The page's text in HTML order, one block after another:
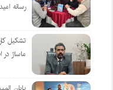
رسانه
تشکیل
ماساژ در